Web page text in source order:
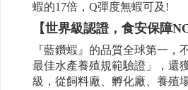
蝦的17倍，Q彈度無蝦可及!
【世界級認證，食安保障
『藍鑽蝦』的品質全球第一，
最佳水產養殖規範驗證」，還
級，從飼料廠、孵化廠、養殖